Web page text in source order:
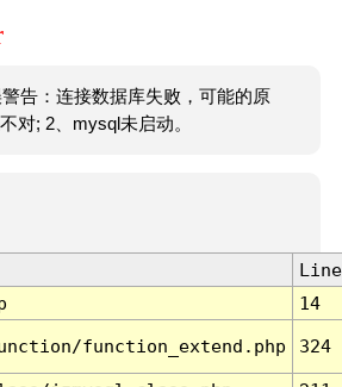
告：连接数据库失败，可能的原
对; 2、mysql未启动。
Line
14
function_extend.php 324